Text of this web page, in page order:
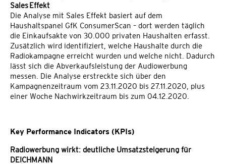
SalesEffekt
Die Analyse mit Sales Effekt basiert auf dem
Haushaltspanel GfK ConsumerScan – dort werden täglich
die Einkaufsakte von 30.000 privaten Haushalten erfasst.
Zusätzlich wird identifiziert, welche Haushalte durch die
Radiokampagne erreicht wurden und welche nicht. Dadurch
lässt sich die Abverkaufsleistung der Audiowerbung
messen. Die Analyse erstreckte sich über den
Kampagnenzeitraum vom 23.11.2020 bis 27.11.2020, plus
einer Woche Nachwirkzeitraum bis zum 04.12.2020.
Key Performance Indicators (KPIs)
Radiowerbung wirkt: deutliche Umsatzsteigerung für
DEICHMANN